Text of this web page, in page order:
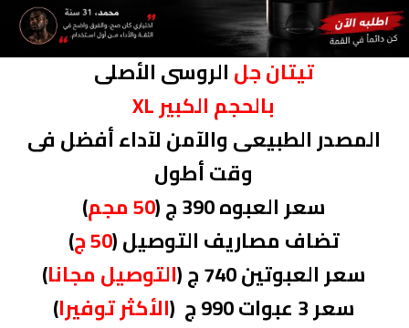
تيتان جلالروسى الأصلى
بالحجم الكبير XL
المصدر الطبيعى والآمن لآداء أفضل فى
وقت أطول
سعر العبوه 390 ج (
50 مجم
)
تضاف مصاريف التوصيل(
50ج)
سعر العبوتين 740 ج (
التوصيل مجانا)
سعر 3 عبوات 990 ج (
الأكثر توفيرا)